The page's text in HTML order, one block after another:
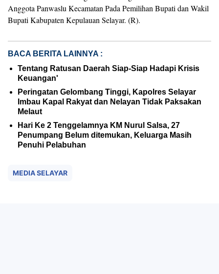
Anggota Panwaslu Kecamatan Pada Pemilihan Bupati dan Wakil
Bupati Kabupaten Kepulauan Selayar. (R).
BACA BERITA LAINNYA :
Tentang Ratusan Daerah Siap-Siap Hadapi Krisis
Keuangan'
Peringatan Gelombang Tinggi, Kapolres Selayar
Imbau Kapal Rakyat dan Nelayan Tidak Paksakan
Melaut
Hari Ke 2 Tenggelamnya KM Nurul Salsa, 27
Penumpang Belum ditemukan, Keluarga Masih
Penuhi Pelabuhan
MEDIA SELAYAR